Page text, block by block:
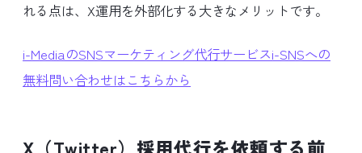
れる点は、X運用を外部化する大きなメリットです。
i-MediaのSNSマーケティング代行サービスi-SNSへの
無料問い合わせはこちらから